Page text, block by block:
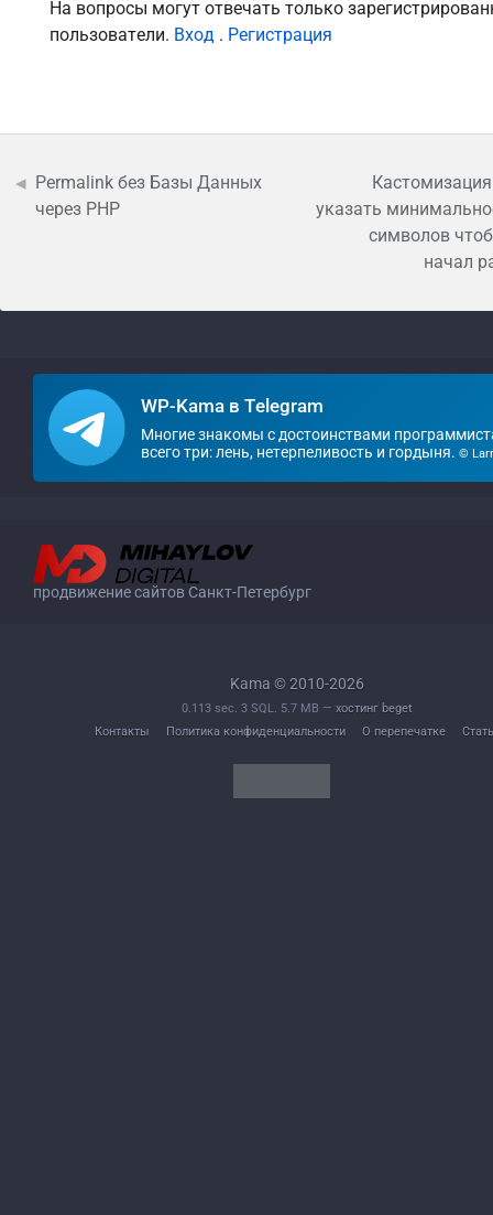
На вопросы могут отвечать только
пользователи. Вход . Регистрация
Permalink без Базы Данных
через PHP
указать
символов
начал
WP-Kama в Telegram
Многие знакомы с достоинствами
всего три: лень, нетерпеливость и гордыня.©
продвижение сайтов Санкт-Петербург
Kama © 2010-2026
0.113 sec. 3 SQL. 5.7 MB — хостинг beget
Контакты
Политика конфиденциальности О перепечатке